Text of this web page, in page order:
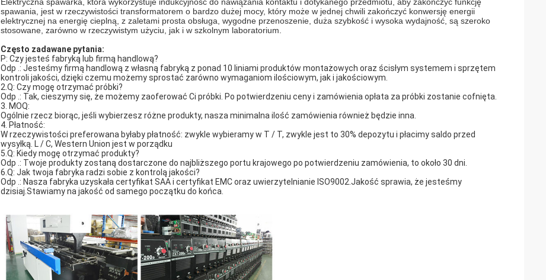
spawania, jest w rzeczywistości transformatorem o bardzo dużej mocy, który może w jednej chwili zakończyć konwersję energii
elektrycznej na energię cieplną, z zaletami prosta obsługa, wygodne przenoszenie, duża szybkość i wysoka wydajność, są szeroko
stosowane, zarówno w rzeczywistym użyciu, jak i w szkolnym laboratorium.
Często zadawane pytania:
P: Czy jesteś fabryką lub firmą handlową?
Odp .: Jesteśmy firmą handlową z własną fabryką z ponad 10 liniami produktów montażowych oraz ścisłym systemem i sprzętem
kontroli jakości, dzięki czemu możemy sprostać zarówno wymaganiom ilościowym, jak i jakościowym.
2.Q: Czy mogę otrzymać próbki?
Odp .: Tak, cieszymy się, że możemy zaoferować Ci próbki. Po potwierdzeniu ceny i zamówienia opłata za próbki zostanie cofnięta.
3. MOQ:
Ogólnie rzecz biorąc, jeśli wybierzesz różne produkty, nasza minimalna ilość zamówienia również będzie inna.
4. Płatność:
W rzeczywistości preferowana byłaby płatność: zwykle wybieramy w T / T, zwykle jest to 30% depozytu i płacimy saldo przed
wysyłką. L / C, Western Union jest w porządku
5.Q: Kiedy mogę otrzymać produkty?
Odp .: Twoje produkty zostaną dostarczone do najbliższego portu krajowego po potwierdzeniu zamówienia, to około 30 dni.
6.Q: Jak twoja fabryka radzi sobie z kontrolą jakości?
Odp .: Nasza fabryka uzyskała certyfikat SAA i certyfikat EMC oraz uwierzytelnianie ISO9002.Jakość sprawia, że ​​jesteśmy
dzisiaj.Stawiamy na jakość od samego początku do końca.